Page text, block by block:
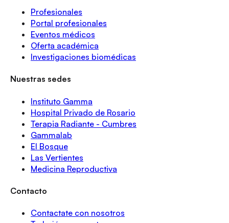
Profesionales
Portal profesionales
Eventos médicos
Oferta académica
Investigaciones biomédicas
Nuestras sedes
Instituto Gamma
Hospital Privado de Rosario
Terapia Radiante - Cumbres
Gammalab
El Bosque
Las Vertientes
Medicina Reproductiva
Contacto
Contactate con nosotros